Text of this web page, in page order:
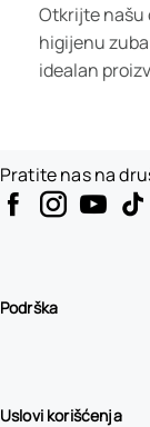
Otkrijte našu
higijenu
idealan
Podrška
Uslovi korišćenja
Pratite nas na